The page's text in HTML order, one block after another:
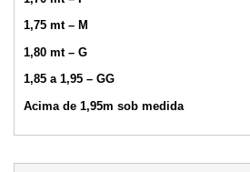
1,75 mt – M
1,80 mt – G
1,85 a 1,95 – GG
Acima de 1,95m sob medida